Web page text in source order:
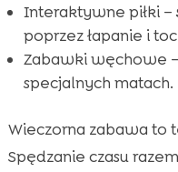
Interaktywne piłki –
poprzez łapanie i
Zabawki węchowe
specjalnych matach.
Wieczorna zabawa to
Spędzanie czasu